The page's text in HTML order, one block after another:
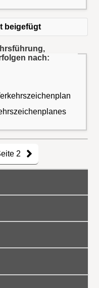
beigefügt
nach:
2